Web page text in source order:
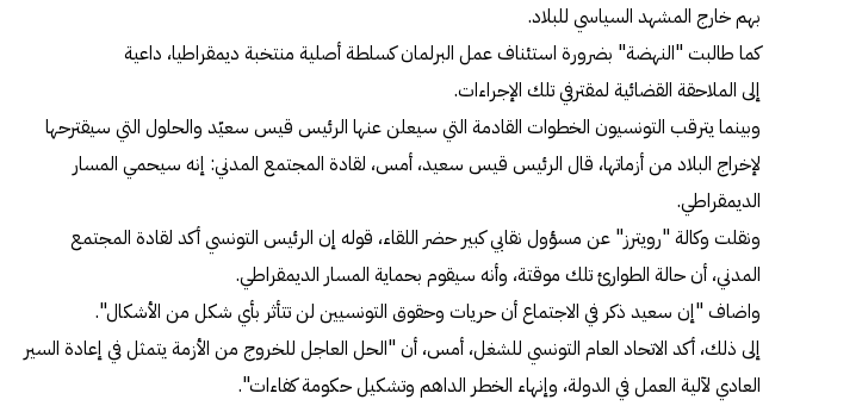
بهم خارج المشهد السياسي للبلاد.
كما طالبت "النهضة" بضرورة استئناف عمل البرلمان كسلطة أصلية منتخبة ديمقراطيا، داعية
إلى الملاحقة القضائية لمقترفي تلك الإجراءات.
وبينما يترقب التونسيون الخطوات القادمة التي سيعلن عنها الرئيس قيس سعيّد والحلول التي سيقترحها
لإخراج البلاد من أزماتها، قال الرئيس قيس سعيد، أمس، لقادة المجتمع المدني: إنه سيحمي المسار
الديمقراطي.
ونقلت وكالة "رويترز" عن مسؤول نقابي كبير حضر اللقاء، قوله إن الرئيس التونسي أكد لقادة المجتمع
المدني، أن حالة الطوارئ تلك موقتة، وأنه سيقوم بحماية المسار الديمقراطي.
واضاف "إن سعيد ذكر في الاجتماع أن حريات وحقوق التونسيين لن تتأثر بأي شكل من الأشكال".
إلى ذلك، أكد الاتحاد العام التونسي للشغل، أمس، أن "الحل العاجل للخروج من الأزمة يتمثل في إعادة السير
العادي لآلية العمل في الدولة، وإنهاء الخطر الداهم وتشكيل حكومة كفاءات".